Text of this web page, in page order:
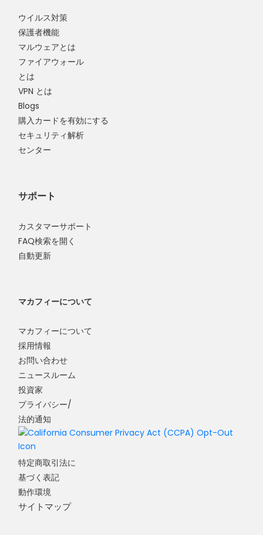
ウイルス対策
保護者機能
マルウェアとは
ファイアウォール
とは
VPN とは
Blogs
購入カードを有効にする
セキュリティ解析
センター
サポート
カスタマーサポート
FAQ検索を開く
自動更新
マカフィーについて
マカフィーについて
採用情報
お問い合わせ
ニュースルーム
投資家
プライバシー/
法的通知
特定商取引法に
基づく表記
動作環境
サイトマップ